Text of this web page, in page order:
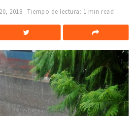
2018 Tiempo de lectura: 1 min read